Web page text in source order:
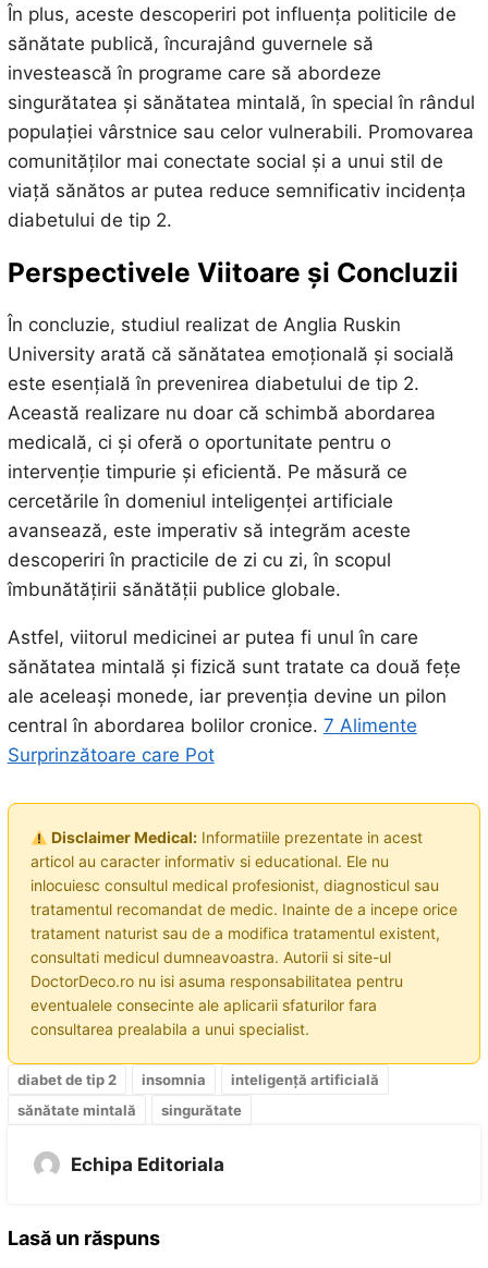
În plus, aceste descoperiri pot influența politicile de
sănătate publică, încurajând guvernele să
investească în programe care să abordeze
singurătatea și sănătatea mintală, în special în rândul
populației vârstnice sau celor vulnerabili. Promovarea
comunităților mai conectate social și a unui stil de
viață sănătos ar putea reduce semnificativ incidența
diabetului de tip 2.
Perspectivele Viitoare și Concluzii
În concluzie, studiul realizat de Anglia Ruskin
University arată că sănătatea emoțională și socială
este esențială în prevenirea diabetului de tip 2.
Această realizare nu doar că schimbă abordarea
medicală, ci și oferă o oportunitate pentru o
intervenție timpurie și eficientă. Pe măsură ce
cercetările în domeniul inteligenței artificiale
avansează, este imperativ să integrăm aceste
descoperiri în practicile de zi cu zi, în scopul
îmbunătățirii sănătății publice globale.
Astfel, viitorul medicinei ar putea fi unul în care
sănătatea mintală și fizică sunt tratate ca două fețe
ale aceleași monede, iar prevenția devine un pilon
central în abordarea bolilor cronice. 7 Alimente
Surprinzătoare care Pot
Disclaimer Medical:Informatiile prezentate in acest
articol au caracter informativ si educational. Ele nu
inlocuiesc consultul medical profesionist, diagnosticul sau
tratamentul recomandat de medic. Inainte de a incepe orice
tratament naturist sau de a modifica tratamentul existent,
consultati medicul dumneavoastra. Autorii si site-ul
DoctorDeco.ro nu isi asuma responsabilitatea pentru
eventualele consecinte ale aplicarii sfaturilor fara
consultarea prealabila a unui specialist.
diabet de tip 2 insomnia
inteligență artificială
sănătate mintală
singurătate
Echipa Editoriala
Lasă un răspuns